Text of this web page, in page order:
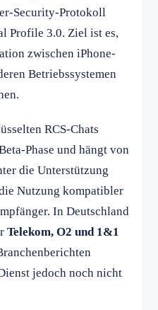
Security-Protokoll
Profile 3.0. Ziel ist es,
zwischen iPhone-
Betriebssystemen
RCS-Chats
Phase und hängt von
die Unterstützung
Nutzung kompatibler
In Deutschland
Telekom, O2 und 1&1
jedoch noch nicht